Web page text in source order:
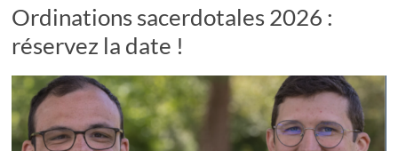
Ordinations sacerdotales 2026 :
réservez la date !